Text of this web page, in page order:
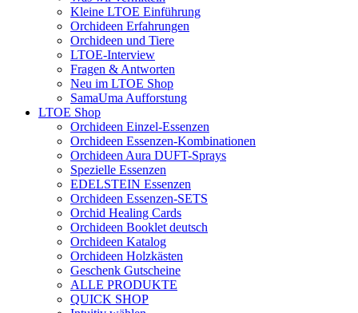
Kleine LTOE Einführung
Orchideen Erfahrungen
Orchideen und Tiere
LTOE-Interview
Fragen & Antworten
Neu im LTOE Shop
SamaUma Aufforstung
LTOE Shop
Orchideen Einzel-Essenzen
Orchideen Essenzen-Kombinationen
Orchideen Aura DUFT-Sprays
Spezielle Essenzen
EDELSTEIN Essenzen
Orchideen Essenzen-SETS
Orchid Healing Cards
Orchideen Booklet deutsch
Orchideen Katalog
Orchideen Holzkästen
Geschenk Gutscheine
ALLE PRODUKTE
QUICK SHOP